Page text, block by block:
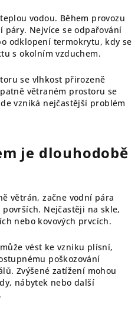
vodou. Během provozu
páry. Nejvíce se odpařování
odklopení termokrytu, kdy se
s okolním vzduchem.
se vlhkost přirozeně
větraném prostoru se
vzniká nejčastější problém
je dlouhodobě
větrán, začne vodní pára
Nejčastěji na skle,
nebo kovových prvcích.
vést ke vzniku plísní,
poškozování
Zvýšené zatížení mohou
nábytek nebo další